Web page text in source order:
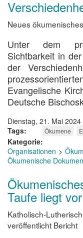
Neues
Unter dem
Sichtbarkeit in
der
Evangelische
Deutsche
Dienstag, 21. Mai
Tags
Ökumene
Kategorie
Organisationen
Ökumenische
Taufe liegt vor
Katholisch-
veröffentlicht Bericht